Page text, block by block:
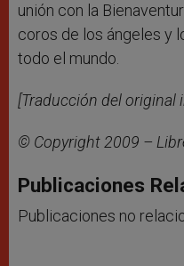
unión con la
coros de los ángeles y
todo el mundo.
[Traducción del original
© Copyright 2009 –
Publicaciones
Publicaciones no